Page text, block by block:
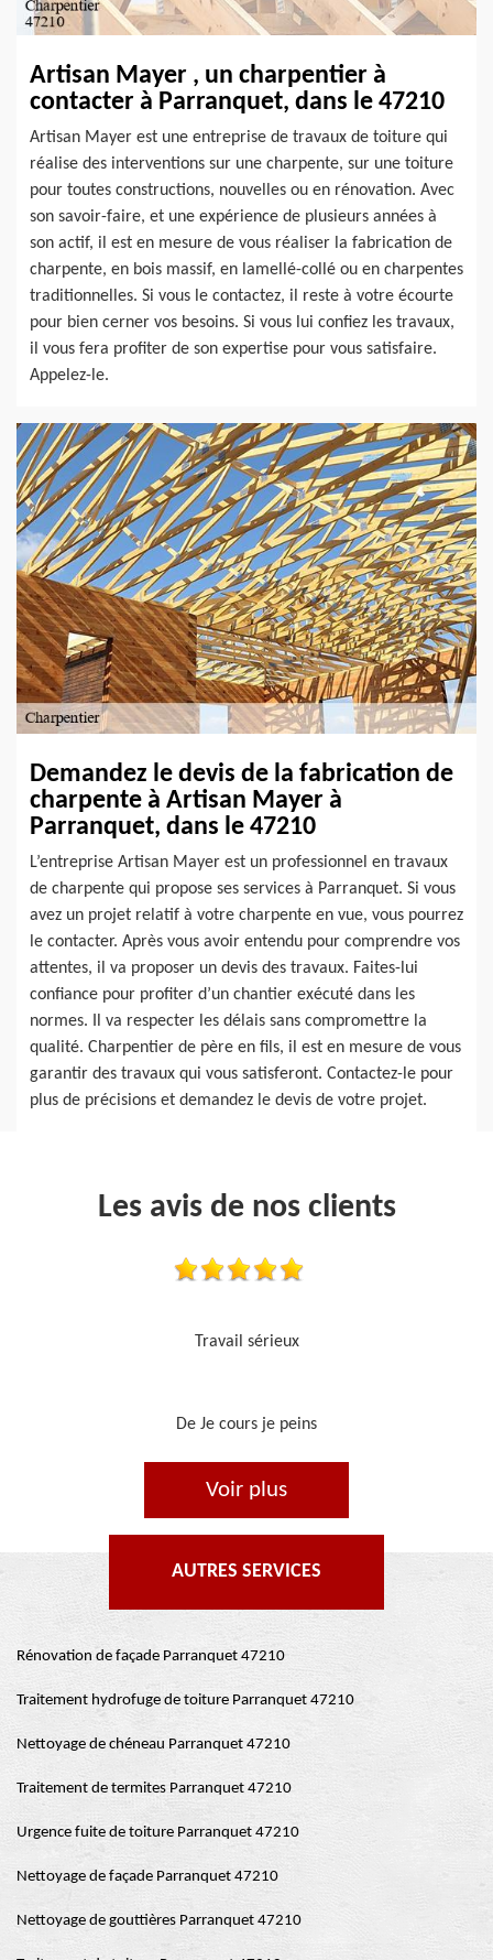
Artisan Mayer , un charpentier à
contacter à Parranquet, dans le 47210
Artisan Mayer est une entreprise de travaux de toiture qui
réalise des interventions sur une charpente, sur une toiture
pour toutes constructions, nouvelles ou en rénovation. Avec
son savoir-faire, et une expérience de plusieurs années à
son actif, il est en mesure de vous réaliser la fabrication de
charpente, en bois massif, en lamellé-collé ou en charpentes
traditionnelles. Si vous le contactez, il reste à votre écourte
pour bien cerner vos besoins. Si vous lui confiez les travaux,
il vous fera profiter de son expertise pour vous satisfaire.
Appelez-le.
Demandez le devis de la fabrication de
charpente à Artisan Mayer à
Parranquet, dans le 47210
L’entreprise Artisan Mayer est un professionnel en travaux
de charpente qui propose ses services à Parranquet. Si vous
avez un projet relatif à votre charpente en vue, vous pourrez
le contacter. Après vous avoir entendu pour comprendre vos
attentes, il va proposer un devis des travaux. Faites-lui
confiance pour profiter d’un chantier exécuté dans les
normes. Il va respecter les délais sans compromettre la
qualité. Charpentier de père en fils, il est en mesure de vous
garantir des travaux qui vous satisferont. Contactez-le pour
plus de précisions et demandez le devis de votre projet.
Les avis de nos clients
Je recommande, top !!
De Ornella
Voir plus
AUTRES SERVICES
Rénovation de façade Parranquet 47210
Traitement hydrofuge de toiture Parranquet 47210
Nettoyage de chéneau Parranquet 47210
Traitement de termites Parranquet 47210
Urgence fuite de toiture Parranquet 47210
Nettoyage de façade Parranquet 47210
Nettoyage de gouttières Parranquet 47210